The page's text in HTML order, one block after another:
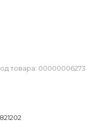
товара: 00000006273